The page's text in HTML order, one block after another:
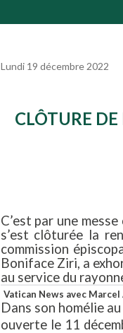
Lundi 19 décembre 2022
CLÔTURE
C’est par une
s’est clôturée la
commission
Boniface Ziri, a
au service du
Vatican News avec
Dans son homélie
ouverte le 11